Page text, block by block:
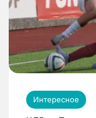
Интересное